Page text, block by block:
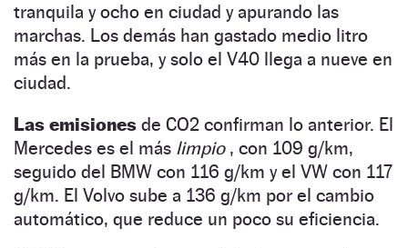
tranquila y ocho en ciudad y apurando las
marchas. Los demás han gastado medio litro
más en la prueba, y solo el V40 llega a nueve en
ciudad.
Las emisiones de CO2 confirman lo anterior. El
Mercedes es el más limpio, con 109 g/km,
seguido del BMW con 116 g/km y el VW con 117
g/km. El Volvo sube a 136 g/km por el cambio
automático, que reduce un poco su eficiencia.